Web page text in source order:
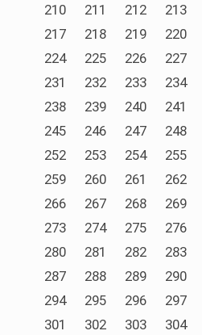
210
211 212 213
217
218 219 220
224
225 226 227
231
232 233 234
238
239 240 241
245
246 247 248
252
253 254 255
259
260 261 262
266
267 268 269
273
274 275 276
280
281 282 283
287
288 289 290
294
295 296 297
301
302 303 304